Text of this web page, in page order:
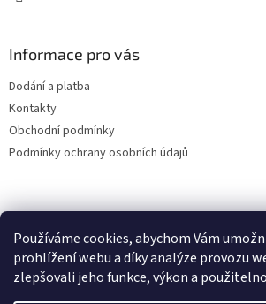
Používáme cookies, abychom Vám
prohlížení webu a díky analýze provozu
zlepšovali jeho funkce, výkon a
Informace pro vás
Dodání a platba
Kontakty
Obchodní podmínky
Podmínky ochrany osobních údajů